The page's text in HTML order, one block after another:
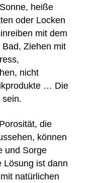
heiße
oder Locken
mit dem
Ziehen mit
nicht
… Die
sein.
die
können
und Sorge
Lösung ist dann
natürlichen